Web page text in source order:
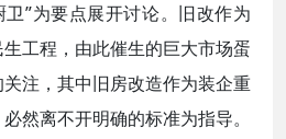
卫”为要点展开讨论。旧改作为
工程，由此催生的巨大市场蛋
注，其中旧房改造作为装企重
然离不开明确的标准为指导。